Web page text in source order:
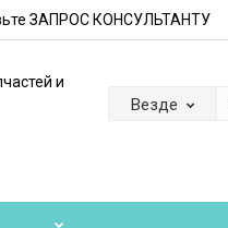
ЗАПРОС КОНСУЛЬТАНТУ
Везде